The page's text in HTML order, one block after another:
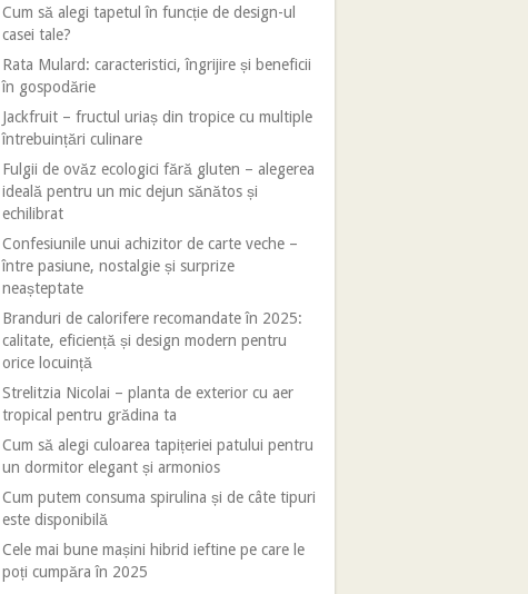
Cum să alegi tapetul în funcție de design-ul
casei tale?
Rata Mulard: caracteristici, îngrijire și beneficii
în gospodărie
Jackfruit – fructul uriaș din tropice cu multiple
întrebuințări culinare
Fulgii de ovăz ecologici fără gluten – alegerea
ideală pentru un mic dejun sănătos și
echilibrat
Confesiunile unui achizitor de carte veche –
între pasiune, nostalgie și surprize
neașteptate
Branduri de calorifere recomandate în 2025:
calitate, eficiență și design modern pentru
orice locuință
Strelitzia Nicolai – planta de exterior cu aer
tropical pentru grădina ta
Cum să alegi culoarea tapițeriei patului pentru
un dormitor elegant și armonios
Cum putem consuma spirulina și de câte tipuri
este disponibilă
Cele mai bune mașini hibrid ieftine pe care le
poți cumpăra în 2025